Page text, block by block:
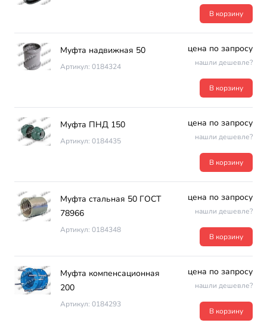
В корзину
Муфта надвижная 50
Артикул: 0184324
цена по запросу
нашли дешевле?
В корзину
Муфта ПНД 150
Артикул: 0184435
цена по запросу
нашли дешевле?
В корзину
Муфта стальная 50 ГОСТ
78966
Артикул: 0184348
цена по запросу
нашли дешевле?
В корзину
Муфта компенсационная
200
Артикул: 0184293
цена по запросу
нашли дешевле?
В корзину